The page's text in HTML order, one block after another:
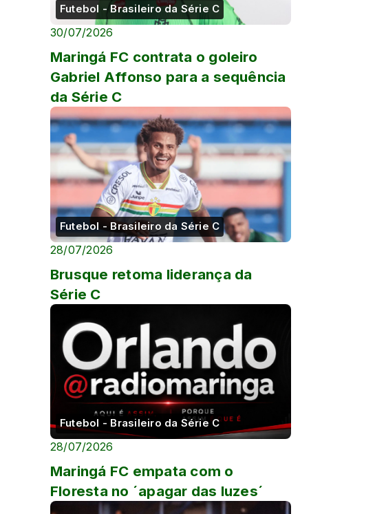
Futebol - Brasileiro da Série C
30/07/2026
Maringá FC contrata o goleiro
Gabriel Affonso para a sequência
da Série C
Futebol - Brasileiro da Série C
28/07/2026
Brusque retoma liderança da
Série C
Futebol - Brasileiro da Série C
28/07/2026
Maringá FC empata com o
Floresta no ´apagar das luzes´